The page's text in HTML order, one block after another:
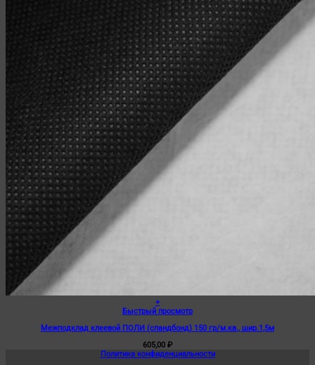
+
Быстрый просмотр
Межподклад клеевой ПОЛИ (спандбонд) 150 гр/м.кв., шир.1,5м
605,00 ₽
Политика конфиденциальности